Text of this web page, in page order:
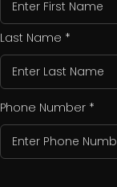
Last Name
Phone Number